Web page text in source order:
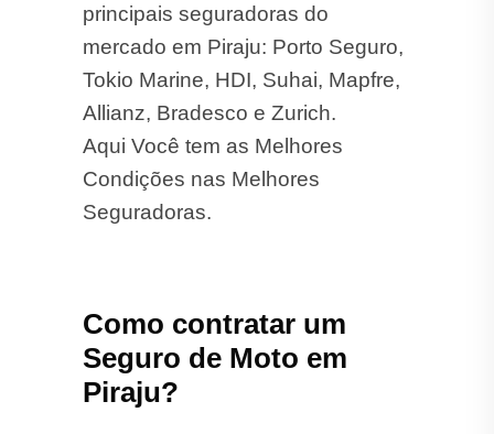
principais seguradoras do
mercado em Piraju: Porto Seguro,
Tokio Marine, HDI, Suhai, Mapfre,
Allianz, Bradesco e Zurich.
Aqui Você tem as Melhores
Condições nas Melhores
Seguradoras.
Como contratar um
Seguro de Moto em
Piraju?